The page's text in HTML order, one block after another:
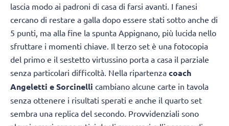
lascia modo ai padroni di casa di farsi avanti. I fanesi
cercano di restare a galla dopo essere stati sotto anche di
5 punti, ma alla fine la spunta Appignano, più lucida nello
sfruttare i momenti chiave. Il terzo set è una fotocopia
del primo e il sestetto virtussino porta a casa il parziale
senza particolari difficoltà. Nella ripartenza coach
Angeletti e Sorcinelli cambiano alcune carte in tavola
senza ottenere i risultati sperati e anche il quarto set
sembra una replica del secondo. Provvidenziali sono